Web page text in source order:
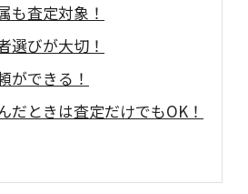
も査定対象！
選びが大切！
ができる！
だときは査定だけでもOK！